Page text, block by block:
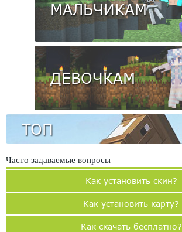
МАЛЬЧИКАМ
ДЕВОЧКАМ
ТОП
Часто задаваемые вопросы
Как установить скин?
Как установить карту?
Как скачать бесплатно?